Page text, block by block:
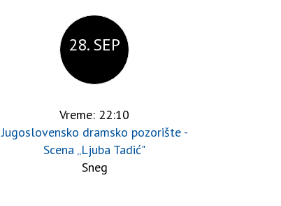
28. SEP
Vreme: 22:10
Jugoslovensko dramsko pozorište -
Scena „Ljuba Tadić"
Sneg